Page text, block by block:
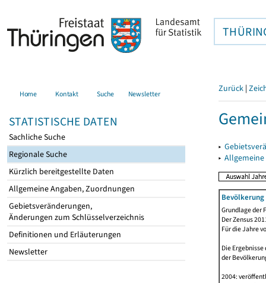
Home Kontakt Suche Newsletter
STATISTISCHE DATEN
Sachliche Suche
Regionale Suche
Kürzlich bereitgestellte Daten
Allgemeine Angaben, Zuordnungen
Gebietsveränderungen,
Änderungen zum Schlüsselverzeichnis
Definitionen und Erläuterungen
Newsletter
Zurück |
▸
▸
Grundlage der
Der Zensus
Für die Jahre
Die
der
2004: